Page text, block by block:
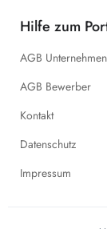
Hilfe zum
AGB Unternehmen
AGB Bewerber
Kontakt
Datenschutz
Impressum